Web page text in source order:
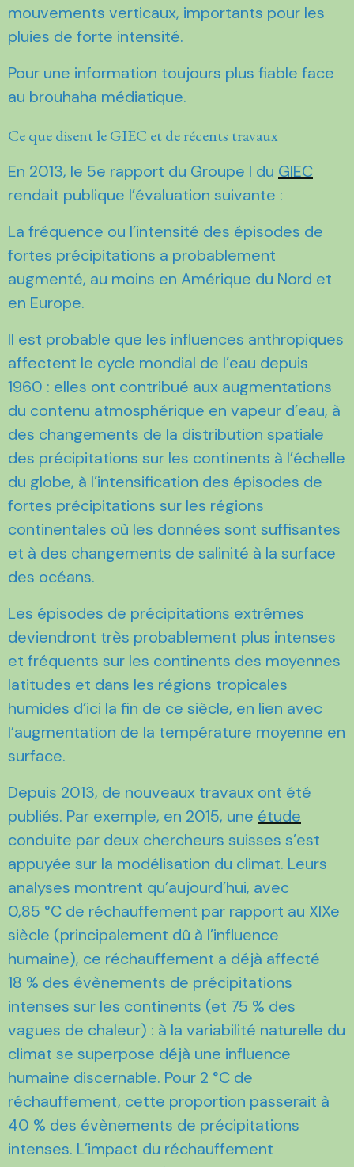
mouvements verticaux, importants pour les
pluies de forte intensité.
Pour une information toujours plus fiable face
au brouhaha médiatique.
Ce que disent le GIEC et de récents travaux
En 2013, le 5e rapport du Groupe I du GIEC
rendait publique l’évaluation suivante :
La fréquence ou l’intensité des épisodes de
fortes précipitations a probablement
augmenté, au moins en Amérique du Nord et
en Europe.
Il est probable que les influences anthropiques
affectent le cycle mondial de l’eau depuis
1960 : elles ont contribué aux augmentations
du contenu atmosphérique en vapeur d’eau, à
des changements de la distribution spatiale
des précipitations sur les continents à l’échelle
du globe, à l’intensification des épisodes de
fortes précipitations sur les régions
continentales où les données sont suffisantes
et à des changements de salinité à la surface
des océans.
Les épisodes de précipitations extrêmes
deviendront très probablement plus intenses
et fréquents sur les continents des moyennes
latitudes et dans les régions tropicales
humides d’ici la fin de ce siècle, en lien avec
l’augmentation de la température moyenne en
surface.
Depuis 2013, de nouveaux travaux ont été
publiés. Par exemple, en 2015, une étude
conduite par deux chercheurs suisses s’est
appuyée sur la modélisation du climat. Leurs
analyses montrent qu’aujourd’hui, avec
0,85 °C de réchauffement par rapport au XIXe
siècle (principalement dû à l’influence
humaine), ce réchauffement a déjà affecté
18 % des évènements de précipitations
intenses sur les continents (et 75 % des
vagues de chaleur) : à la variabilité naturelle du
climat se superpose déjà une influence
humaine discernable. Pour 2 °C de
réchauffement, cette proportion passerait à
40 % des évènements de précipitations
intenses. L’impact du réchauffement